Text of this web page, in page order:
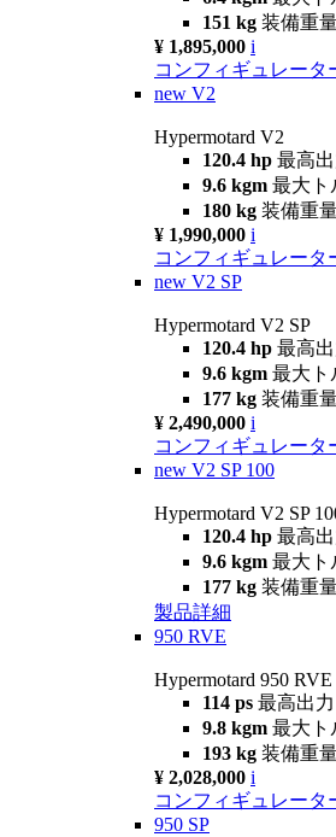
151 kg 装備重
¥ 1,895,000 i
コンフィギュレータ
new V2
Hypermotard V2
120.4 hp 最高
9.6 kgm 最大ト
180 kg 装備重
¥ 1,990,000 i
コンフィギュレータ
new V2 SP
Hypermotard V2 SP
120.4 hp 最高
9.6 kgm 最大ト
177 kg 装備重
¥ 2,490,000 i
コンフィギュレータ
new V2 SP 100
Hypermotard V2 SP
120.4 hp 最高
9.6 kgm 最大ト
177 kg 装備重
製品詳細
950 RVE
Hypermotard 950 RVE
114 ps 最高出力
9.8 kgm 最大ト
193 kg 装備重
¥ 2,028,000 i
コンフィギュレータ
950 SP